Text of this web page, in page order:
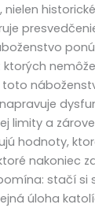
nielen
limity a
hodnoty,
nakoniec
stačí si
úloha